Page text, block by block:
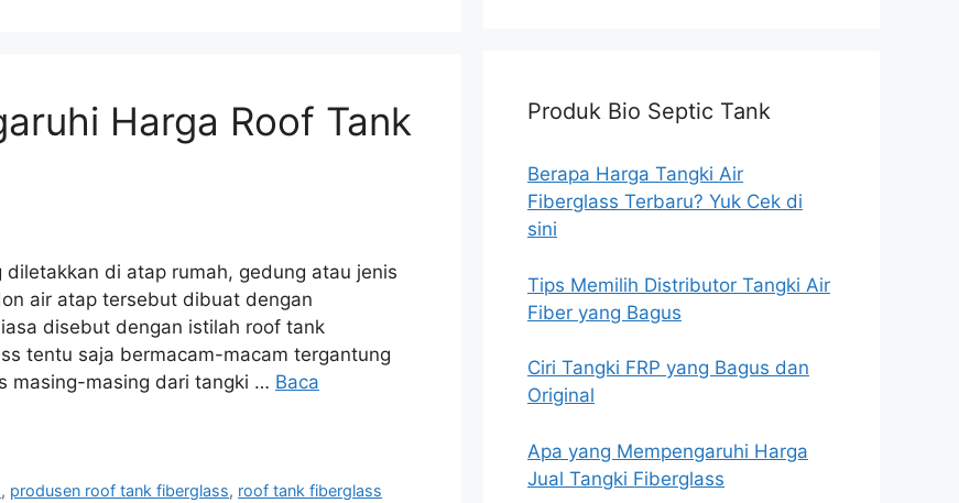
Harga Roof Tank
di atap rumah, gedung atau jenis
air atap tersebut dibuat dengan
disebut dengan istilah roof tank
tentu saja bermacam-macam tergantung
masing-masing dari tangki … Baca
, produsen roof tank fiberglass, roof tank fiberglass
Produk Bio Septic Tank
Berapa Harga Tangki Air
Fiberglass Terbaru? Yuk Cek di
sini
Tips Memilih Distributor Tangki Air
Fiber yang Bagus
Ciri Tangki FRP yang Bagus dan
Original
Apa yang Mempengaruhi Harga
Jual Tangki Fiberglass